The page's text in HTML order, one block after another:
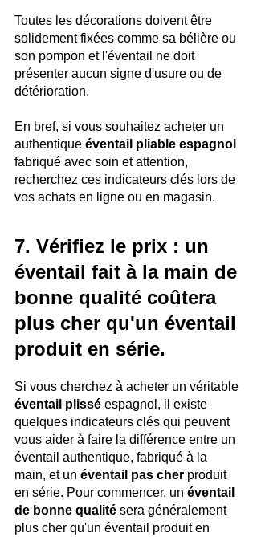
Toutes les décorations doivent être
solidement fixées comme sa bélière ou
son pompon et l'éventail ne doit
présenter aucun signe d'usure ou de
détérioration.
En bref, si vous souhaitez acheter un
authentique éventail pliable espagnol
fabriqué avec soin et attention,
recherchez ces indicateurs clés lors de
vos achats en ligne ou en magasin.
7. Vérifiez le prix : un
éventail fait à la main de
bonne qualité coûtera
plus cher qu'un éventail
produit en série.
Si vous cherchez à acheter un véritable
éventail plissé espagnol, il existe
quelques indicateurs clés qui peuvent
vous aider à faire la différence entre un
éventail authentique, fabriqué à la
main, et un éventail pas cher produit
en série. Pour commencer, un éventail
de bonne qualité sera généralement
plus cher qu'un éventail produit en